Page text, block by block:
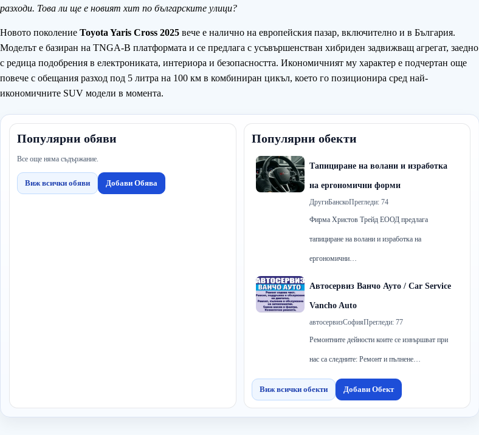
разходи. Това ли ще е новият хит по българските улици?
Новото поколение Toyota Yaris Cross 2025 вече е налично на европейския пазар, включително и в България.
Моделът е базиран на TNGA-B платформата и се предлага с усъвършенстван хибриден задвижващ агрегат, заедно
с редица подобрения в електрониката, интериора и безопасността. Икономичният му характер е подчертан още
повече с обещания разход под 5 литра на 100 км в комбиниран цикъл, което го позиционира сред най-
икономичните SUV модели в момента.
Популярни обяви
Все още няма съдържание.
Виж всички обяви Добави Обява
Популярни обекти
Тапициране на волани и изработка
на ергономични форми
ДругиБанскоПрегледи: 74
Фирма Христов Трейд ЕООД предлага
тапициране на волани и изработка на
ергономични…
Автосервиз Ванчо Ауто / Car Service
Vancho Auto
автосервизСофияПрегледи: 77
Ремонтните дейности коите се извършват при
нас са следните: Ремонт и пълнене…
Виж всички обекти Добави Обект